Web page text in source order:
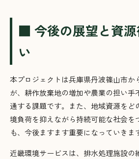
■ 今後の展望と資
い
本プロジェクトは兵庫県丹波篠山市か
が、耕作放棄地の増加や農業の担い手
通する課題です。また、地域資源をど
境負荷を抑えながら持続可能な社会を
も、今後ますます重要になっていきま
近畿環境サービスは、排水処理施設の